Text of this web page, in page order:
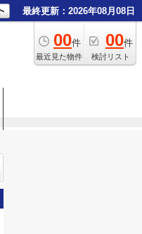
最終更新：2026年08月08日
00件
最近見た物件
00件
検討リスト